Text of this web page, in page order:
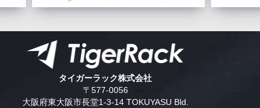
タイガーラック株式会社
〒577-0056
大阪府東大阪市長堂1-3-14 TOKUYASU Bld.